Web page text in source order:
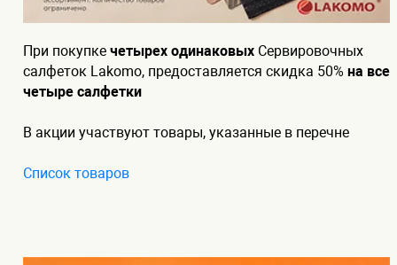
При покупке четырех одинаковых Сервировочных
салфеток Lakomo, предоставляется скидка 50% на все
четыре салфетки
В акции участвуют товары, указанные в перечне
Список товаров